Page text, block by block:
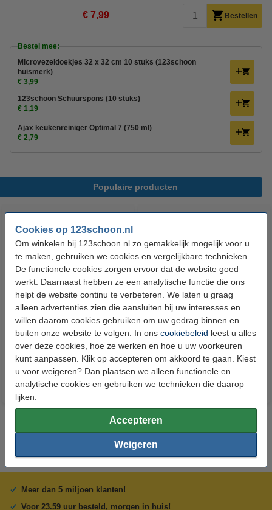
Cookies op 123schoon.nl
Om winkelen bij 123schoon.nl zo gemakkelijk mogelijk voor u
te maken, gebruiken we cookies en vergelijkbare technieken.
De functionele cookies zorgen ervoor dat de website goed
werkt. Daarnaast hebben ze een analytische functie die ons
helpt de website continu te verbeteren. We laten u graag
alleen advertenties zien die aansluiten bij uw interesses en
willen daarom cookies gebruiken om uw gedrag binnen en
buiten onze website te volgen. In ons cookiebeleid leest u alles
over deze cookies, hoe ze werken en hoe u uw voorkeuren
kunt aanpassen. Klik op accepteren om akkoord te gaan. Kiest
u voor weigeren? Dan plaatsen we alleen functionele en
analytische cookies en gebruiken we technieken die daarop
lijken.
Accepteren
Weigeren
€ 7,99 Bestellen
Bestel mee:
Microvezeldoekjes 32 x 32 cm 10 stuks (123schoon
huismerk)
€ 3,99
123schoon Schuurspons (10 stuks)
€ 1,19
Ajax keukenreiniger Optimal 7 (750 ml)
€ 2,79
Populaire producten
HG Ontkalker Voor Espresso-
en Koffiepadapparaten
(citroenzuur, 500 ml)
€ 4,79 Inclusief 21% BTW
HG Koffiemachine Ontkalker |
Melkzuur (500 ml)
€ 6,99 Inclusief 21% BTW
Meer dan 5 miljoen klanten!
Voor 23.59 uur besteld, morgen in huis!